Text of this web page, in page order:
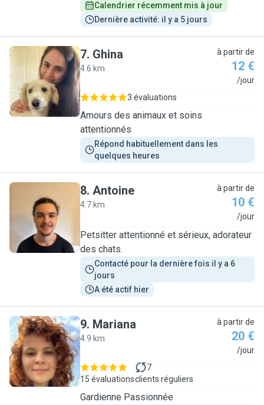
Calendrier récemment mis à jour
Dernière activité: il y a 5 jours
G
7. Ghina
4.6 km
à partir de
12 €
/jour
3 évaluations
Amours des animaux et soins
attentionnés
Répond habituellement dans les
quelques heures
A
8. Antoine
4.7 km
à partir de
10 €
/jour
Petsitter attentionné et sérieux, adorateur
des chats.
Contacté pour la dernière fois il y a 6
jours
A été actif hier
M
9. Mariana
4.9 km
à partir de
20 €
/jour
15 évaluations
7
clients réguliers
Gardienne Passionnée